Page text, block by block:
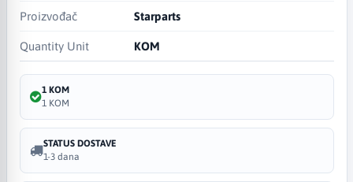
Proizvođač Starparts
Quantity Unit KOM
1 KOM
1 KOM
STATUS DOSTAVE
1-3 dana